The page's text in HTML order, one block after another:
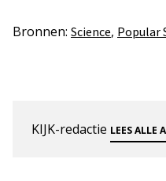
Bronnen: Science, Popular
KIJK-redactie LEES ALLE